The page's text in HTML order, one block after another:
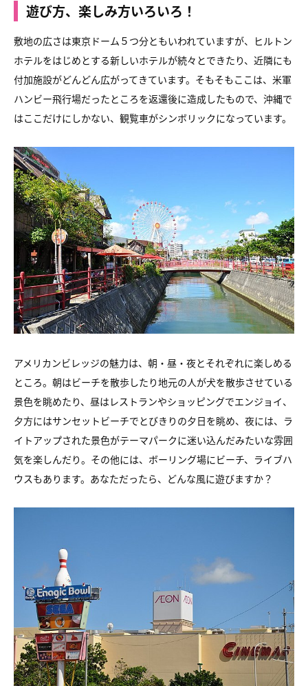
遊び方、楽しみ方いろいろ！
敷地の広さは東京ドーム５つ分ともいわれていますが、
ヒルトン
ホテルをはじめとする新しいホテルが続々とできたり、 近隣にも
付加施設がどんどん広がってきています。そもそもここは、 米軍
ハンビー飛行場だったところを返還後に造成したもので、 沖縄で
はここだけにしかない、観覧車がシンボリックになっています。
アメリカンビレッジの魅力は、朝・昼・夜とそれぞれに楽しめる
ところ。 朝はビーチを散歩したり地元の人が犬を散歩させている
景色を眺めたり、 昼はレストランやショッピングでエンジョイ、
夕方にはサンセットビーチでとびきりの夕日を眺め、 夜には、ラ
イトアップされた景色がテーマパークに迷い込んだみたいな雰囲
気を楽しんだり。 その他には、ボーリング場にビーチ、ライブハ
ウスもあります。 あなただったら、どんな風に遊びますか？